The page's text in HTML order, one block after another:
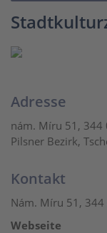
Adresse
nám. Míru 51, 344
Pilsner Bezirk,
Kontakt
Nám. Míru 51,
Webseite